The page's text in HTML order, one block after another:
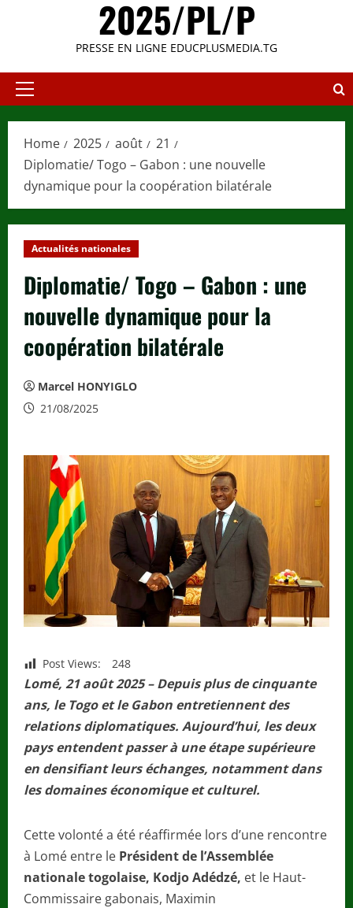
2025/PL/P
PRESSE EN LIGNE EDUCPLUSMEDIA.TG
Primary
Home 2025 août
21
Diplomatie/ Togo – Gabon : une nouvelle
dynamique pour la coopération bilatérale
Actualités nationales
Diplomatie/ Togo – Gabon : une
nouvelle dynamique pour la
coopération bilatérale
Marcel HONYIGLO
21/08/2025
Post Views: 248
Lomé, 21 août 2025 – Depuis plus de cinquante
ans, le Togo et le Gabon entretiennent des
relations diplomatiques. Aujourd’hui, les deux
pays entendent passer à une étape supérieure
en densifiant leurs échanges, notamment dans
les domaines économique et culturel.
Cette volonté a été réaffirmée lors d’une rencontre
à Lomé entre le Président de l’Assemblée
nationale togolaise, Kodjo Adédzé, et le Haut-
Commissaire gabonais, Maximin